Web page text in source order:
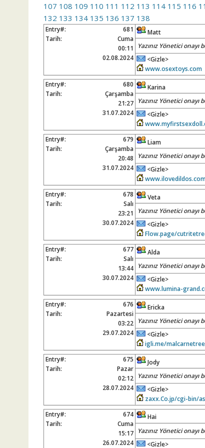
107 108 109 110 111 112 113 114 115 116
132 133 134 135 136 137 138
Entry#:
681
Tarih:
Cuma
00:11
02.08.2024
Matt
Yazınız Yönetici
<Gizle>
www.osextoys.com
Entry#:
680
Tarih:
Çarşamba
21:27
31.07.2024
Karina
Yazınız Yönetici
<Gizle>
Entry#:
679
Tarih:
Çarşamba
20:48
31.07.2024
Liam
Yazınız Yönetici
<Gizle>
Entry#:
678
Tarih:
Salı
23:21
30.07.2024
Veta
Yazınız Yönetici
<Gizle>
Flow.page/
Entry#:
677
Tarih:
Salı
13:44
30.07.2024
Alda
Yazınız Yönetici
<Gizle>
www.lumina-
Entry#:
676
Tarih:
Pazartesi
03:22
29.07.2024
Ericka
Yazınız Yönetici
<Gizle>
igli.me/
Entry#:
675
Tarih:
Pazar
02:12
28.07.2024
Jody
Yazınız Yönetici
<Gizle>
zaxx.Co.jp/cgi-bin/
Entry#:
674
Tarih:
Cuma
15:17
26.07.2024
Hai
Yazınız Yönetici
<Gizle>